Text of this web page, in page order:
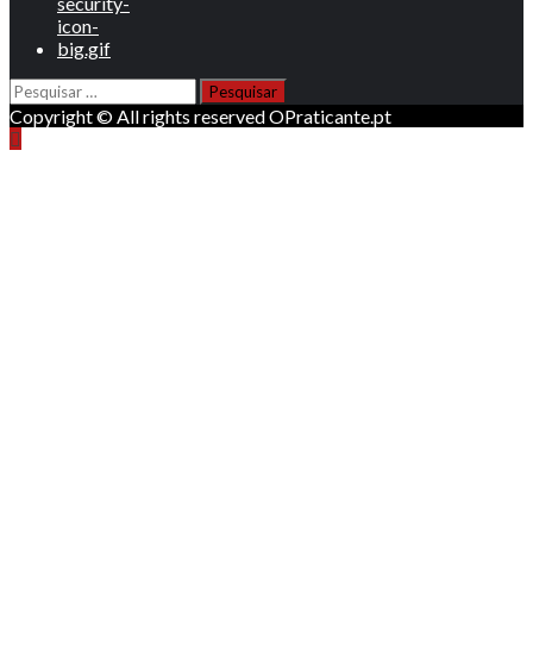
Pesquisar
por:
Copyright © All rights reserved OPraticante.pt